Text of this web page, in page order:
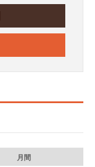
月間